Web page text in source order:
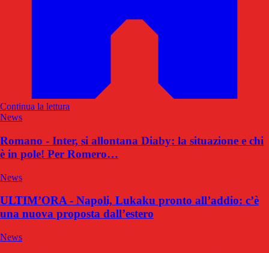
Continua la lettura
News
Romano - Inter, si allontana Diaby: la situazione e chi
è in pole! Per Romero…
News
ULTIM’ORA - Napoli, Lukaku pronto all’addio: c’è
una nuova proposta dall’estero
News